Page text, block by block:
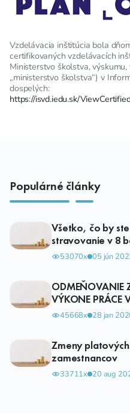
Vzdelávacia inštitúcia bola
certifikovaných vzdelávacích
Ministerstvo školstva,
„ministerstvo školstva“) v
dospelých:
https://isvd.iedu.sk/
Populárné články
Všetko, čo by
stravovanie v 8
53070x 05 jún
ODMEŇOVANIE
VÝKONE PRÁCE
45668x 28 jan
Zmeny
zamestnancov
33711x 20 aug